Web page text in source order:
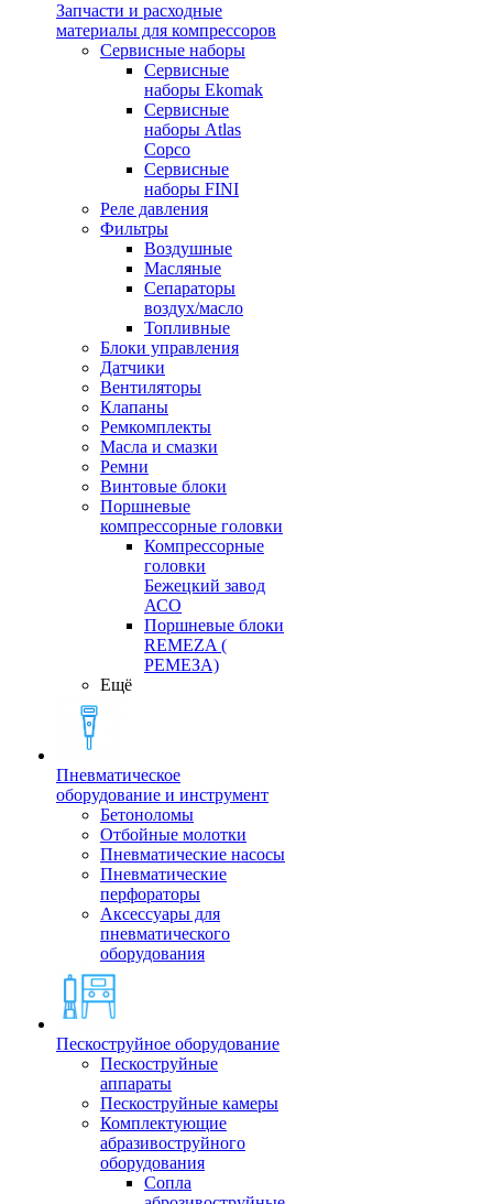
Запчасти и расходные
материалы для компрессоров
Cервисные наборы
Сервисные
наборы Ekomak
Cервисные
наборы Atlas
Copco
Сервисные
наборы FINI
Реле давления
Фильтры
Воздушные
Масляные
Сепараторы
воздух/масло
Топливные
Блоки управления
Датчики
Вентиляторы
Клапаны
Ремкомплекты
Масла и смазки
Ремни
Винтовые блоки
Поршневые
компрессорные головки
Компрессорные
головки
Бежецкий завод
АСО
Поршневые блоки
REMEZA (
РЕМЕЗА)
Ещё
Пневматическое
оборудование и инструмент
Бетоноломы
Отбойные молотки
Пневматические насосы
Пневматические
перфораторы
Аксессуары для
пневматического
оборудования
Пескоструйное оборудование
Пескоструйные
аппараты
Пескоструйные камеры
Комплектующие
абразивоструйного
оборудования
Сопла